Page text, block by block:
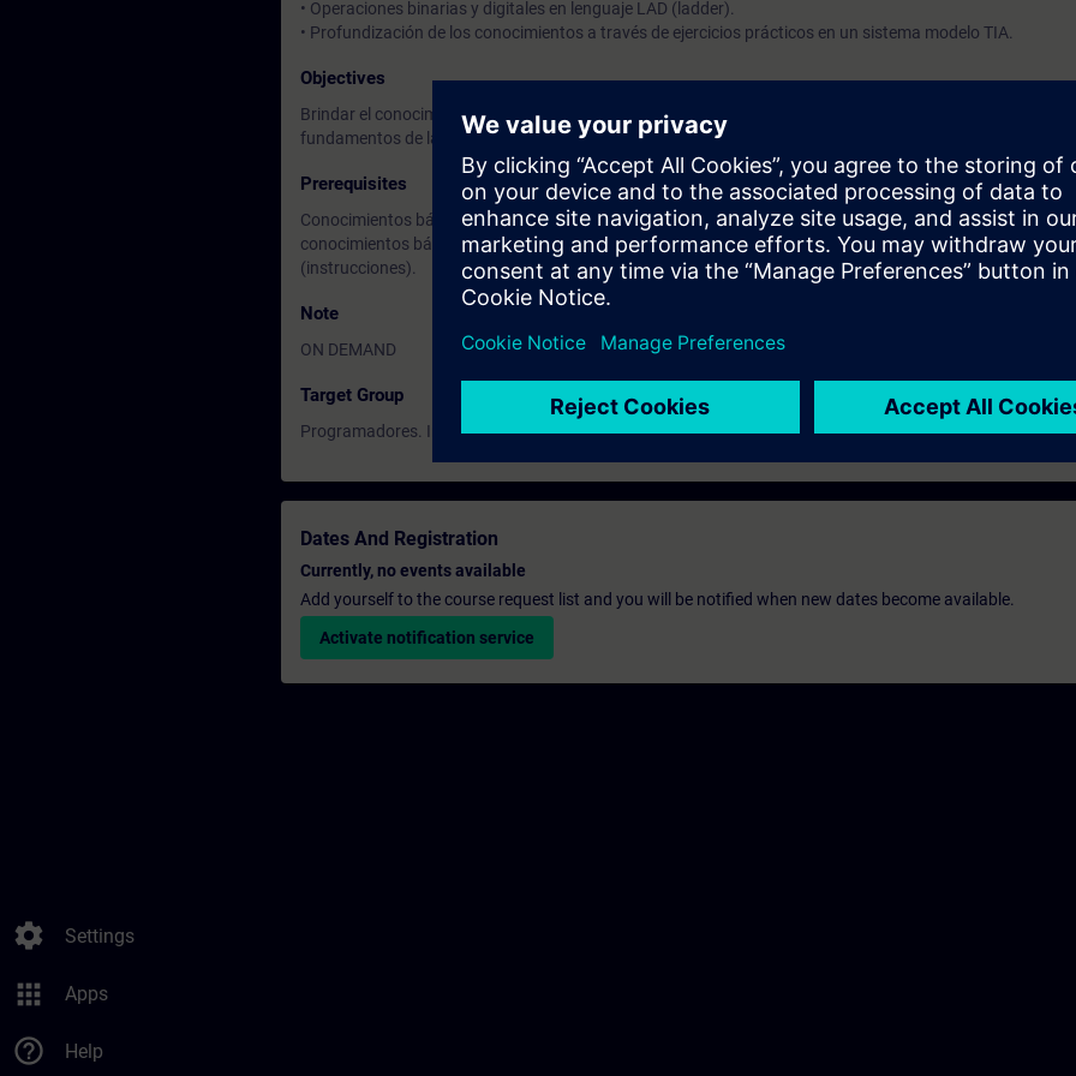
settings Settings
apps Apps
help_outline Help
• Operaciones binarias y digitales en lenguaje LAD (ladder).
• Profundización de los conocimientos a través de ejercicios prácticos en un sistema modelo TIA.
Objectives
Brindar el conocimiento básico sobre la estructura, configuración y parametrización de hardware junto a
fundamentos de la programación del micro PLC S7-1200, con la plataforma de ingeniería TIA Portal.
Prerequisites
Conocimientos básicos de electrotecnia o electrónica, procesos industriales y Windows a nivel usuario.
conocimientos básicos sobre manejo y programación de PLCs, lenguaje LADDER (diagrama escalera) y/o
(instrucciones).
Note
ON DEMAND
Target Group
Programadores. Ingenieros de configuración y puesta en marcha.
Dates And Registration
Currently, no events available
Add yourself to the course request list and you will be notified when new dates become available.
Activate notification service